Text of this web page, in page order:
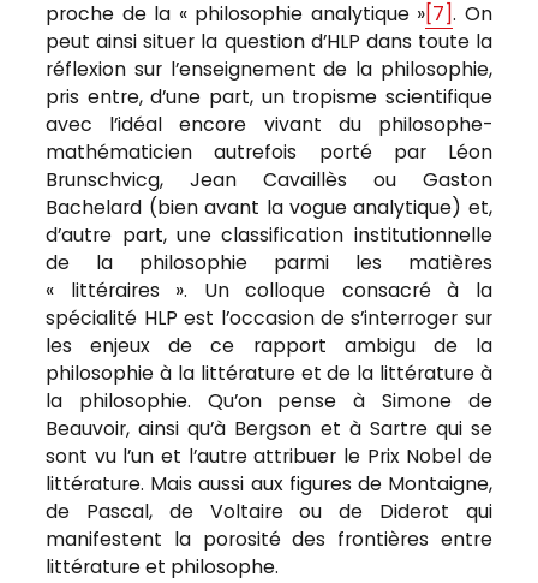
proche de la « philosophie analytique »[7]. On
peut ainsi situer la question d’HLP dans toute la
réflexion sur l’enseignement de la philosophie,
pris entre, d’une part, un tropisme scientifique
avec l’idéal encore vivant du philosophe-
mathématicien autrefois porté par Léon
Brunschvicg, Jean Cavaillès ou Gaston
Bachelard (bien avant la vogue analytique) et,
d’autre part, une classification institutionnelle
de la philosophie parmi les matières
« littéraires ». Un colloque consacré à la
spécialité HLP est l’occasion de s’interroger sur
les enjeux de ce rapport ambigu de la
philosophie à la littérature et de la littérature à
la philosophie. Qu’on pense à Simone de
Beauvoir, ainsi qu’à Bergson et à Sartre qui se
sont vu l’un et l’autre attribuer le Prix Nobel de
littérature. Mais aussi aux figures de Montaigne,
de Pascal, de Voltaire ou de Diderot qui
manifestent la porosité des frontières entre
littérature et philosophe.